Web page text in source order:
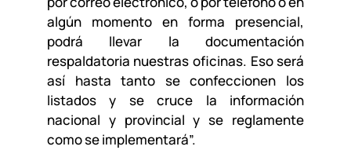
algún momento en forma presencial,
podrá llevar la documentación
respaldatoria nuestras oficinas. Eso será
así hasta tanto se confeccionen los
listados y se cruce la información
nacional y provincial y se reglamente
como se implementará”.